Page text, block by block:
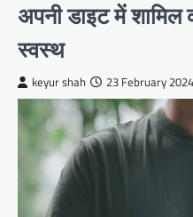
अपनी डाइट में
स्वस्थ
keyur shah 23 February 2024